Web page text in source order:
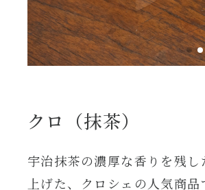
クロ（抹茶）
宇治抹茶の濃厚な香りを残
上げた、クロシェの人気商品